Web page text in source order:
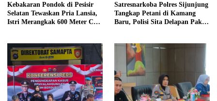
Kebakaran Pondok di Pesisir
Selatan Tewaskan Pria Lansia,
Istri Merangkak 600 Meter Cari
Satresnarkoba Polres Sijunjung
Tangkap Petani di Kamang
Baru, Polisi Sita Delapan Paket